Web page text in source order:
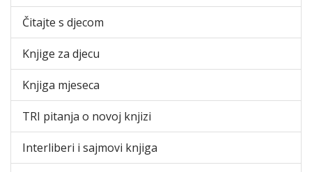
Čitajte s djecom
Knjige za djecu
Knjiga mjeseca
TRI pitanja o novoj knjizi
Interliberi i sajmovi knjiga